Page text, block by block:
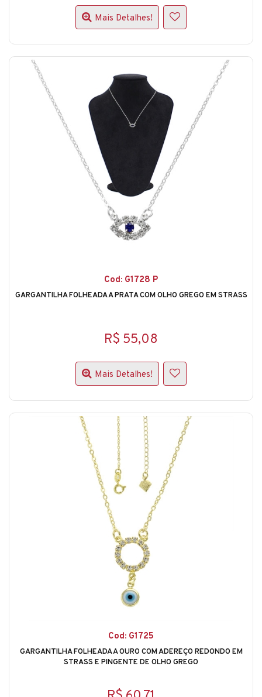
Mais Detalhes!
Cod: G1728 P
GARGANTILHA FOLHEADA A PRATA COM OLHO GREGO EM STRASS
R$ 55,08
Mais Detalhes!
Cod: G1725
GARGANTILHA FOLHEADA A OURO COM ADEREÇO REDONDO EM
STRASS E PINGENTE DE OLHO GREGO